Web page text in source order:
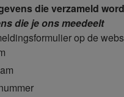
die verzameld
die je ons meedeelt
op de